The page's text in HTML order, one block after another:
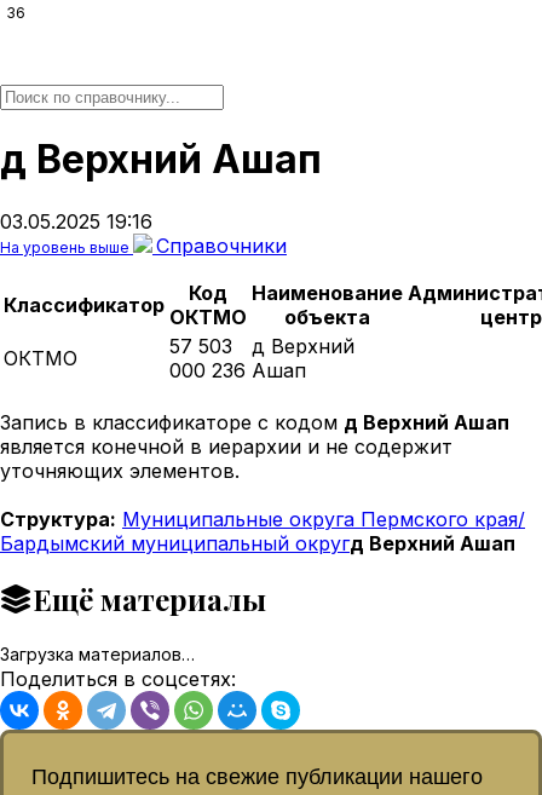
36
д Верхний Ашап
03.05.2025 19:16
На уровень выше Справочники
Классификатор
Код
ОКТМО
Наименование
объекта
центр
ОКТМО
57 503
000 236
д Верхний
Ашап
Запись в классификаторе с кодом д Верхний Ашап
является конечной в иерархии и не содержит
уточняющих элементов.
Структура: Муниципальные округа Пермского края/
Бардымский муниципальный округд Верхний Ашап
Ещё материалы
Загрузка материалов…
Поделиться в соцсетях:
Подпишитесь на свежие публикации нашего